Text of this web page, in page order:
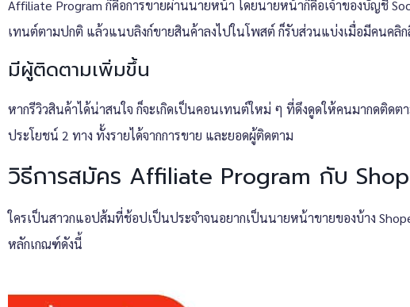
Affiliate Program ก็คือการขายผ่านนายหน้า โดยนายหน้าก็คือเจ้าของบัญชี
เทนต์ตามปกติ แล้วแนบลิงก์ขายสินค้าลงไปในโพสต์ ก็รับส่วนแบ่งเมื่อมีคนคลิก
มีผู้ติดตามเพิ่มขึ้น
หากรีวิวสินค้าได้น่าสนใจ ก็จะเกิดเป็นคอนเทนต์ใหม่ ๆ ที่ดึงดูดให้คนมากดติด
ประโยชน์ 2 ทาง ทั้งรายได้จากการขาย และยอดผู้ติดตาม
วิธีการสมัคร Affiliate Program กับ
ใครเป็นสาวกแอปส้มที่ช้อปเป็นประจำจนอยากเป็นนายหน้าขายของบ้าง
หลักเกณฑ์ดังนี้